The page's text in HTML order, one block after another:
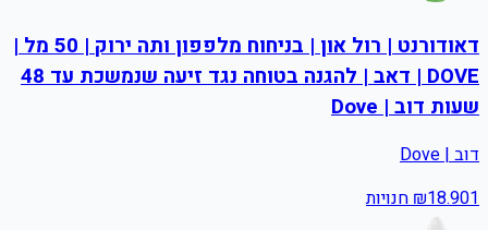
דאודורנט | רול און | בניחוח מלפפון ותה ירוק | 50 מל |
DOVE | דאב | להגנה בטוחה נגד זיעה שנמשכת עד 48
שעות דוב | Dove
דוב | Dove
₪18.901 חנויות